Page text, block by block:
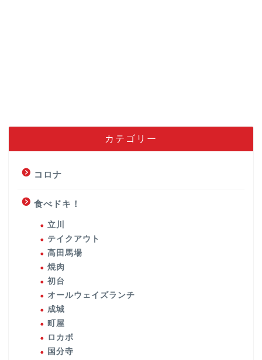
カテゴリー
コロナ
食べドキ！
立川
テイクアウト
高田馬場
焼肉
初台
オールウェイズランチ
成城
町屋
ロカボ
国分寺